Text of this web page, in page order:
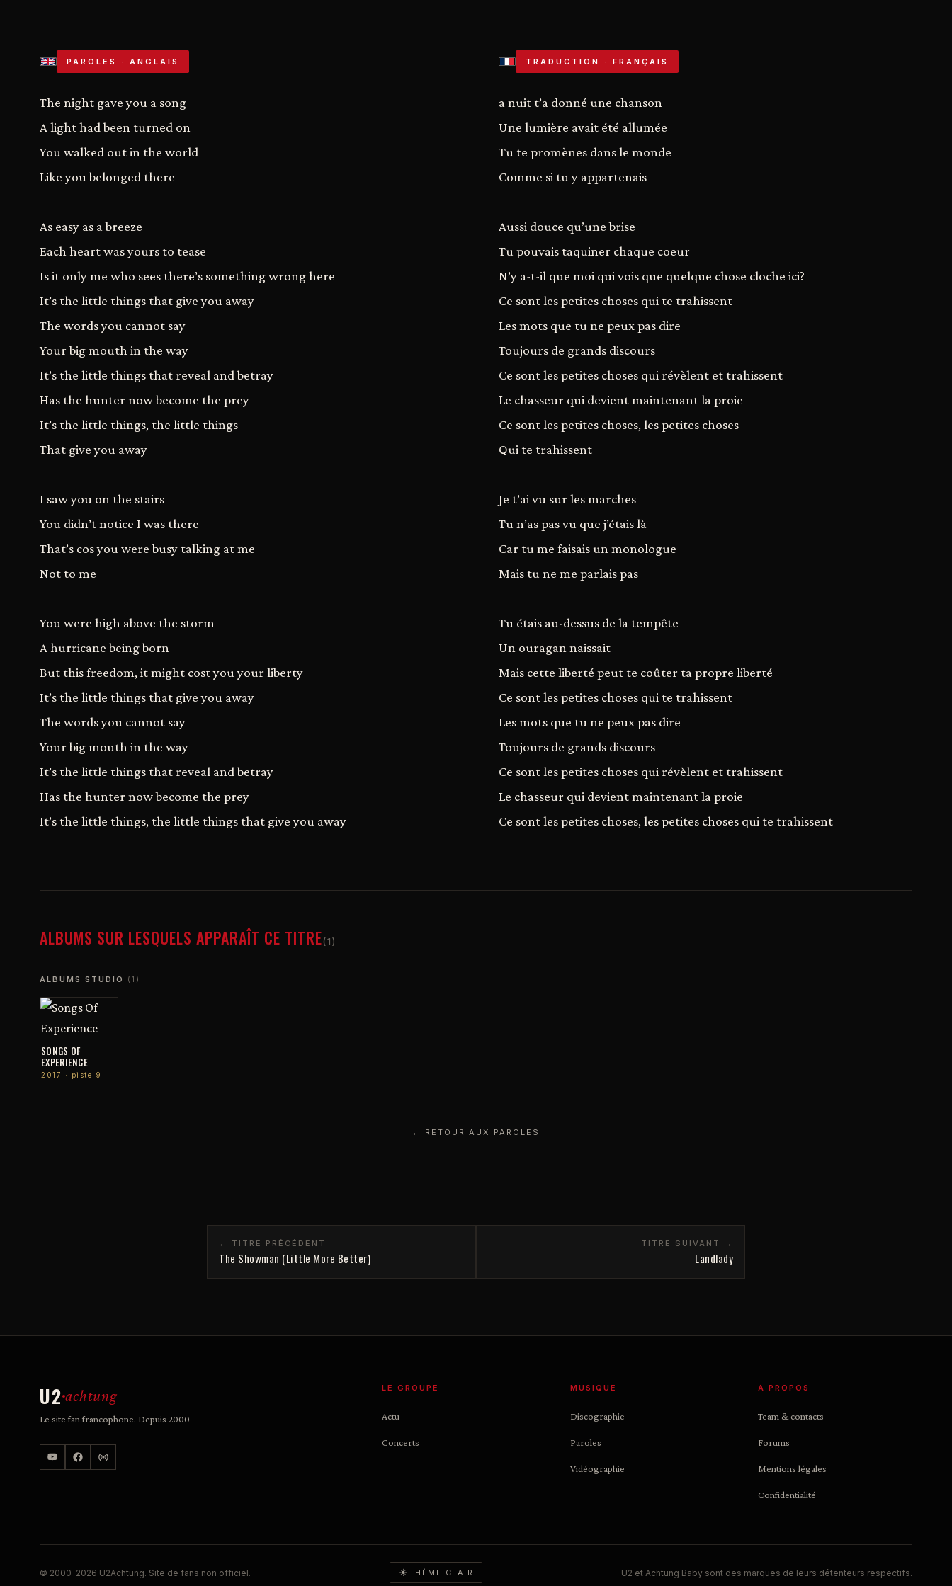
PAROLES · ANGLAIS
The night gave you a song
A light had been turned on
You walked out in the world
Like you belonged there
As easy as a breeze
Each heart was yours to tease
Is it only me who sees there’s something wrong here
It’s the little things that give you away
The words you cannot say
Your big mouth in the way
It’s the little things that reveal and betray
Has the hunter now become the prey
It’s the little things, the little things
That give you away
I saw you on the stairs
You didn’t notice I was there
That’s cos you were busy talking at me
Not to me
You were high above the storm
A hurricane being born
But this freedom, it might cost you your liberty
It’s the little things that give you away
The words you cannot say
Your big mouth in the way
It’s the little things that reveal and betray
Has the hunter now become the prey
It’s the little things, the little things that give you away
TRADUCTION · FRANÇAIS
a nuit t’a donné une chanson
Une lumière avait été allumée
Tu te promènes dans le monde
Comme si tu y appartenais
Aussi douce qu’une brise
Tu pouvais taquiner chaque coeur
N’y a-t-il que moi qui vois que quelque chose cloche ici?
Ce sont les petites choses qui te trahissent
Les mots que tu ne peux pas dire
Toujours de grands discours
Ce sont les petites choses qui révèlent et trahissent
Le chasseur qui devient maintenant la proie
Ce sont les petites choses, les petites choses
Qui te trahissent
Je t’ai vu sur les marches
Tu n’as pas vu que j’étais là
Car tu me faisais un monologue
Mais tu ne me parlais pas
Tu étais au-dessus de la tempête
Un ouragan naissait
Mais cette liberté peut te coûter ta propre liberté
Ce sont les petites choses qui te trahissent
Les mots que tu ne peux pas dire
Toujours de grands discours
Ce sont les petites choses qui révèlent et trahissent
Le chasseur qui devient maintenant la proie
Ce sont les petites choses, les petites choses qui te trahissent
ALBUMS SUR LESQUELS APPARAÎT CE TITRE(1)
ALBUMS STUDIO (1)
SONGS OF
EXPERIENCE
2017 · piste 9
← RETOUR AUX PAROLES
← TITRE PRÉCÉDENT
The Showman (Little More Better)
TITRE SUIVANT →
Landlady
U2 achtung
Le site fan francophone. Depuis 2000
LE GROUPE
Actu
Concerts
MUSIQUE
Discographie
Paroles
Vidéographie
À PROPOS
Team & contacts
Forums
Mentions légales
Confidentialité
© 2000–2026 U2Achtung. Site de fans non officiel. ☀ THÈME CLAIR U2 et Achtung Baby sont des marques de leurs détenteurs respectifs.